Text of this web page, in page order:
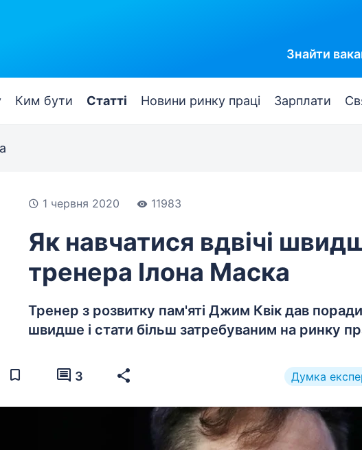
Знайти
Ким бути Статті Новини ринку праці Зарплати
1 червня 2020 11983
Як навчатися вдвічі
тренера Ілона Маска
Тренер з розвитку пам'яті Джим Квік дав
швидше і стати більш затребуваним на ринку
Думка
3